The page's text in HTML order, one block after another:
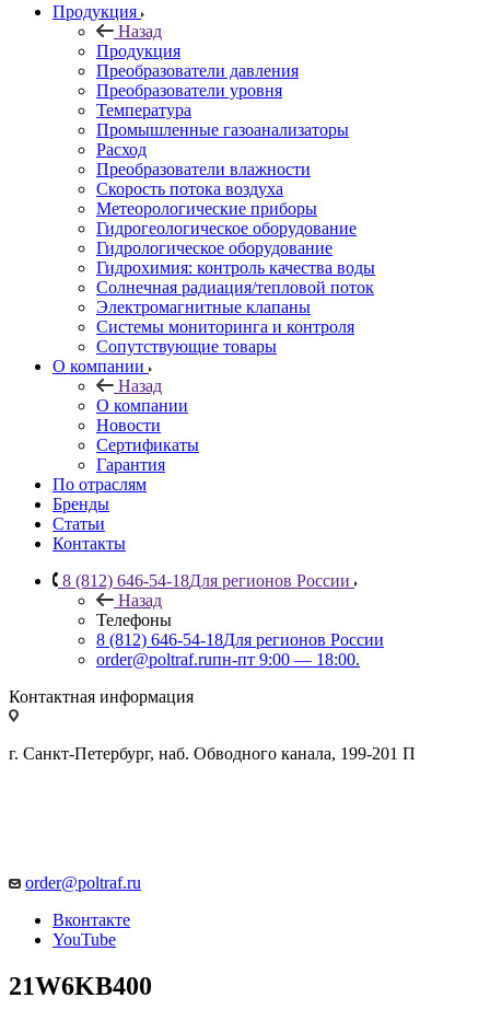
Продукция
Назад
Продукция
Преобразователи давления
Преобразователи уровня
Температура
Промышленные газоанализаторы
Расход
Преобразователи влажности
Скорость потока воздуха
Метеорологические приборы
Гидрогеологическое оборудование
Гидрологическое оборудование
Гидрохимия: контроль качества воды
Солнечная радиация/тепловой поток
Электромагнитные клапаны
Системы мониторинга и контроля
Сопутствующие товары
О компании
Назад
О компании
Новости
Сертификаты
Гарантия
По отраслям
Бренды
Статьи
Контакты
8 (812) 646-54-18Для регионов России
Назад
Телефоны
8 (812) 646-54-18Для регионов России
order@poltraf.ruпн-пт 9:00 — 18:00.
Контактная информация
г. Санкт-Петербург, наб. Обводного канала, 199-201 П
order@poltraf.ru
Вконтакте
YouTube
21W6KB400